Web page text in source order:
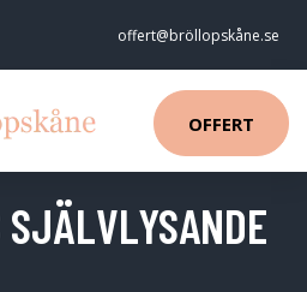
offert@bröllopskåne.se
OFFERT
SJÄLVLYSANDE